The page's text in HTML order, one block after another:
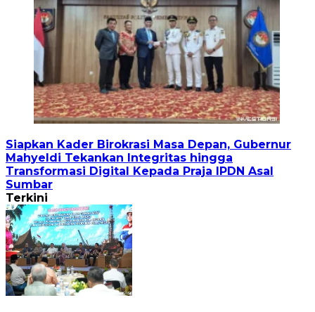
Siapkan Kader Birokrasi Masa Depan, Gubernur
Mahyeldi Tekankan Integritas hingga
Transformasi Digital Kepada Praja IPDN Asal
Sumbar
Terkini